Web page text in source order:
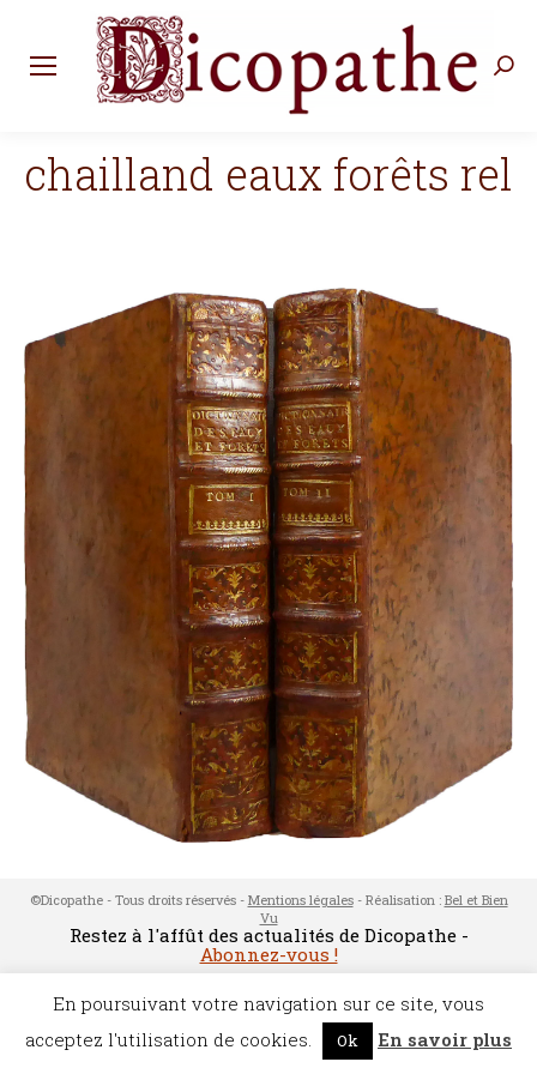
chailland eaux forêts rel
©Dicopathe - Tous droits réservés - Mentions légales- Réalisation : Bel et Bien
Vu
Restez à l'affût des actualités de Dicopathe -
Abonnez-vous !
En poursuivant votre navigation sur ce site, vous
acceptez l'utilisation de cookies.
Ok En savoir plus